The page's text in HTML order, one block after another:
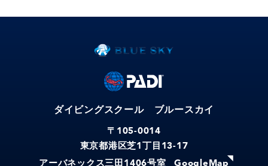
ダイビングスクール ブルースカイ
〒105-0014
東京都港区芝1 丁目 13-17
アーバネックス三田 1406号室 GoogleMap